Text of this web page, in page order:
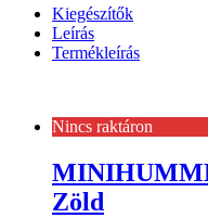
Kiegészítők
Leírás
Termékleírás
Nincs raktáron
Zöld